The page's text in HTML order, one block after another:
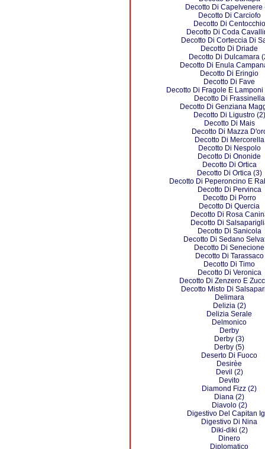
Decotto Di Capelvenere
Decotto Di Carciofo
Decotto Di Centocchio
Decotto Di Coda
Decotto Di Corteccia Di
Decotto Di Driade
Decotto Di Dulcamara
Decotto Di Enula
Decotto Di Eringio
Decotto Di Fave
Decotto Di Fragole E
Decotto Di Frassinella
Decotto Di Genziana
Decotto Di Ligustro (2)
Decotto Di Mais
Decotto Di Mazza
Decotto Di Mercorella
Decotto Di Nespolo
Decotto Di Ononide
Decotto Di Ortica
Decotto Di Ortica (3)
Decotto Di Peperoncino E
Decotto Di Pervinca
Decotto Di Porro
Decotto Di Quercia
Decotto Di Rosa
Decotto Di
Decotto Di Sanicola
Decotto Di Sedano
Decotto Di Senecione
Decotto Di Tarassaco
Decotto Di Timo
Decotto Di Veronica
Decotto Di Zenzero E
Decotto Misto Di
Delimara
Delizia (2)
Delizia Serale
Delmonico
Derby
Derby (3)
Derby (5)
Deserto Di Fuoco
Desirèe
Devil (2)
Devito
Diamond Fizz (2)
Diana (2)
Diavolo (2)
Digestivo Del Capitan
Digestivo Di Nina
Diki-diki (2)
Dinero
Diplomatico